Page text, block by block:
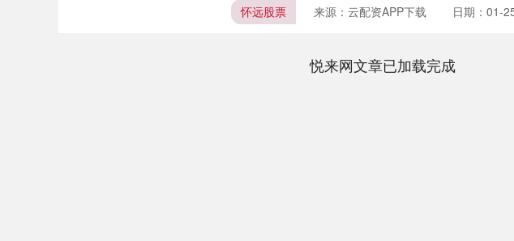
怀远股票 来源：云配资APP下载 日期：01-
悦来网文章已加载完成